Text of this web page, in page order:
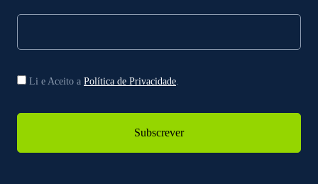
Li e Aceito a Política de Privacidade.